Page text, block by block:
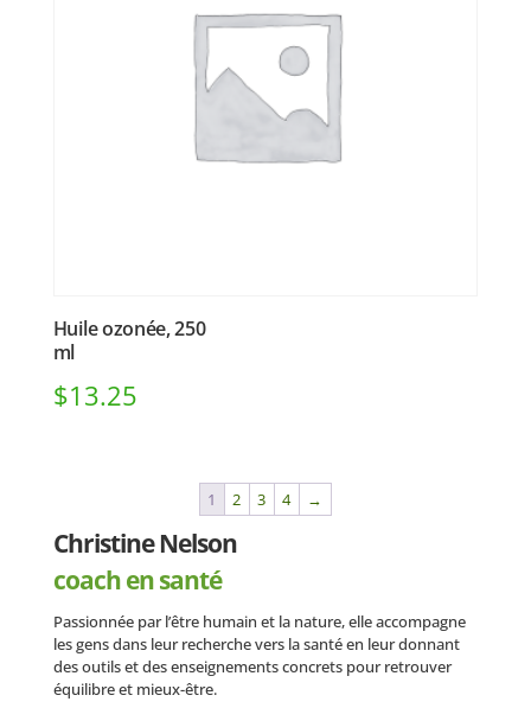
Huile ozonée, 250
ml
$13.25
1 2 3 4 →
Christine Nelson
coach en santé
Passionnée par l’être humain et la nature, elle accompagne
les gens dans leur recherche vers la santé en leur donnant
des outils et des enseignements concrets pour retrouver
équilibre et mieux-être.